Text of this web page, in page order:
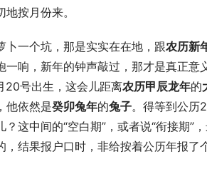
按月份来。
卜一个坑，那是实实在在地，跟农历新
一响，新年的钟声敲过，那才是真正意
20号出生，这会儿距离农历甲辰龙年的
他依然是癸卯兔年的兔子。得等到公历
？这中间的“空白期”，或者说“衔接期”
结果报户口时，非给按着公历年报了